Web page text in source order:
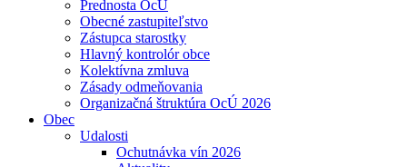
Prednosta OcÚ
Obecné zastupiteľstvo
Zástupca starostky
Hlavný kontrolór obce
Kolektívna zmluva
Zásady odmeňovania
Organizačná štruktúra OcÚ 2026
Obec
Udalosti
Ochutnávka vín 2026